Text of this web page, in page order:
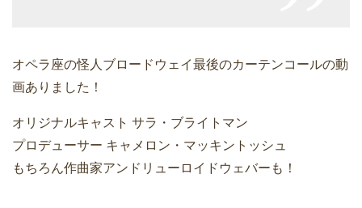
オペラ座の怪人ブロードウェイ最後のカーテンコールの動
画ありました！
オリジナルキャスト サラ・ブライトマン
プロデューサー キャメロン・マッキントッシュ
もちろん作曲家アンドリューロイドウェバーも！